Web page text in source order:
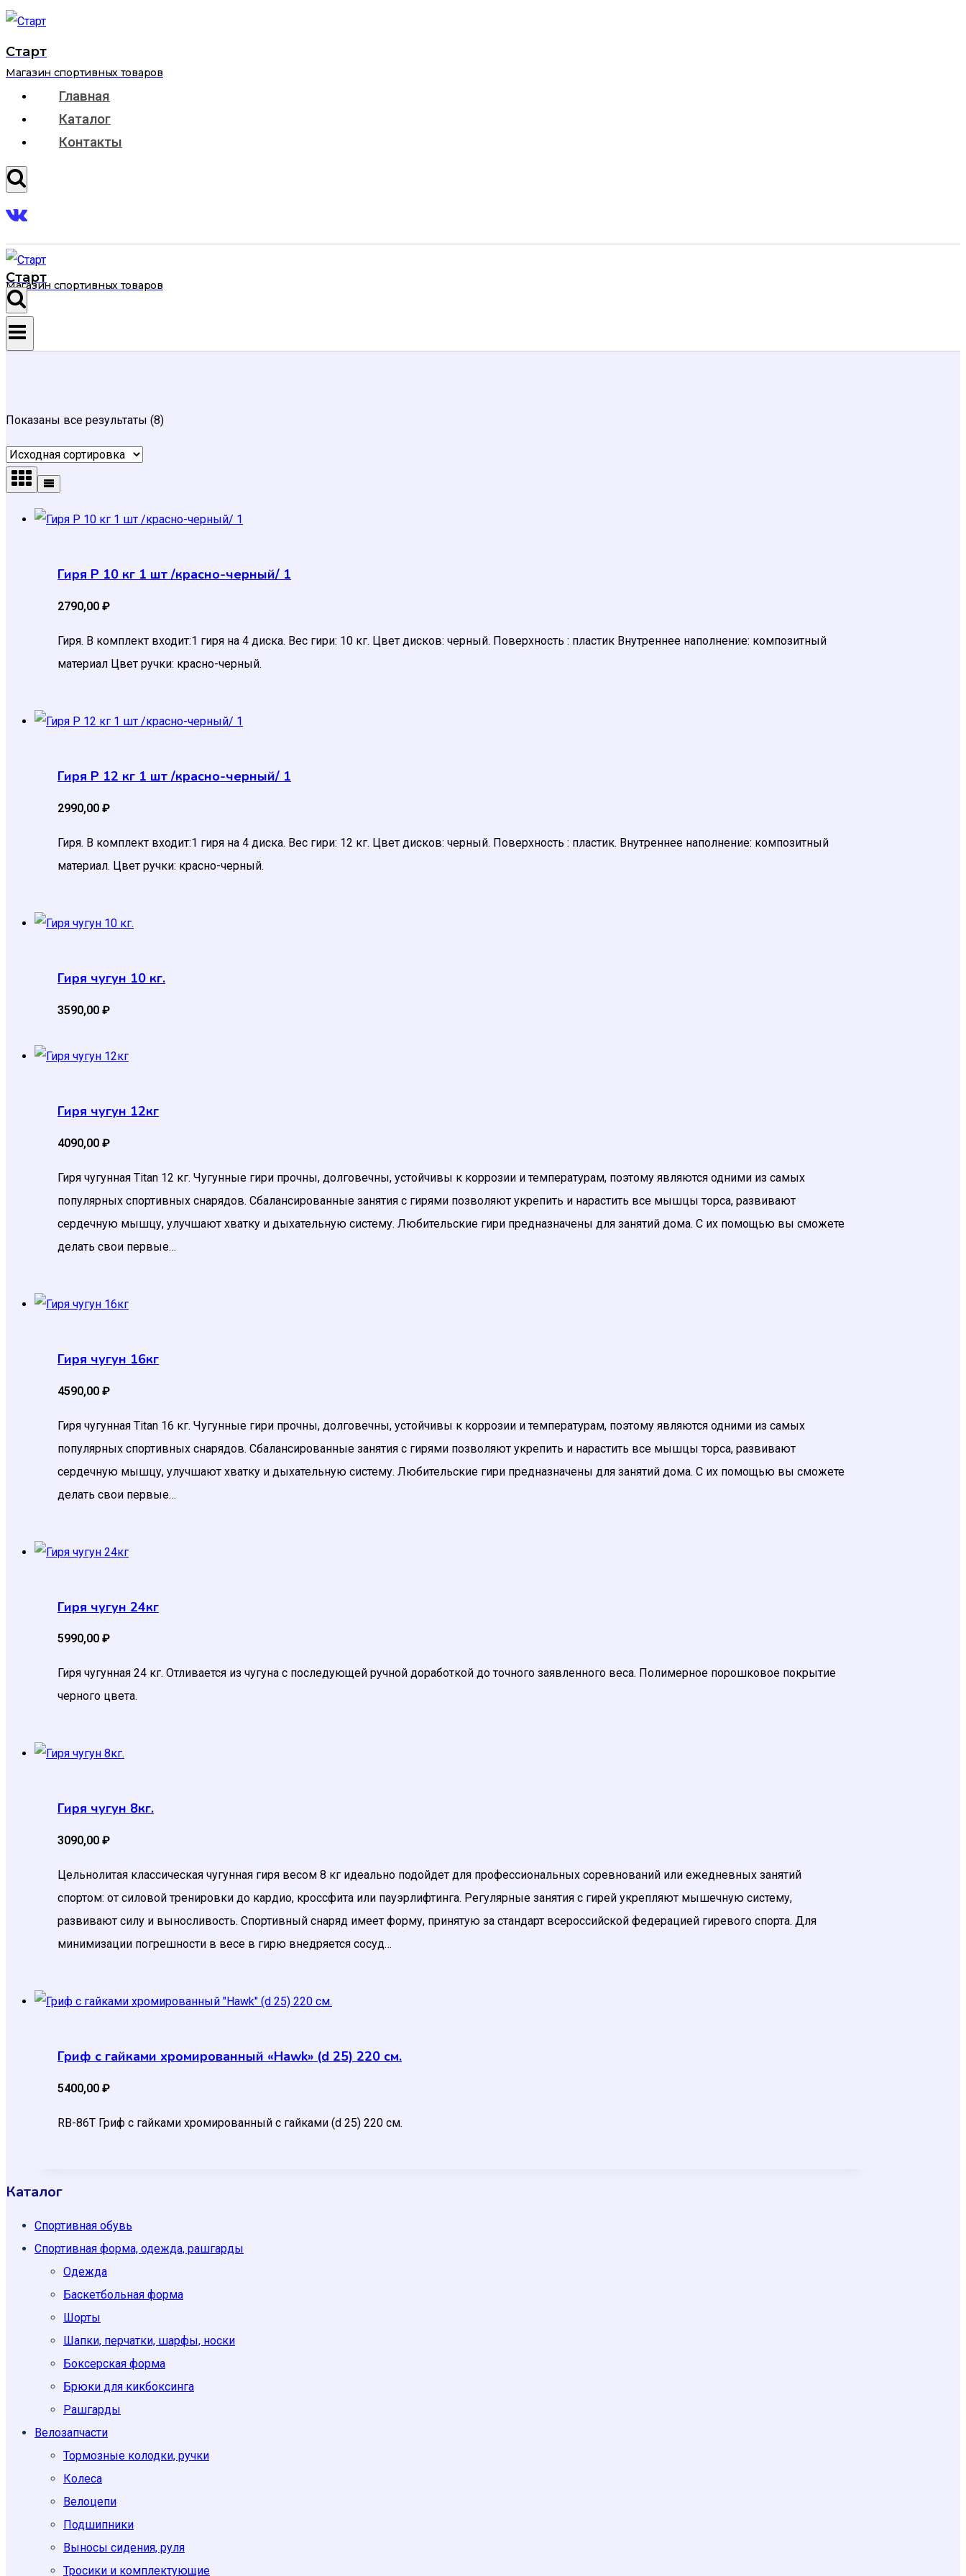
Перейти
содержимому
Старт
Магазин спортивных товаров
Главная
Каталог
Контакты
Старт
Магазин спортивных товаров
Показаны все результаты (8)
Гиря Р 10 кг 1 шт /красно-черный/ 1
2790,00 ₽
Гиря. В комплект входит:1 гиря на 4 диска. Вес гири: 10 кг. Цвет дисков: черный. Поверхность : пластик Внутреннее наполнение: композитный
материал Цвет ручки: красно-черный.
Гиря Р 12 кг 1 шт /красно-черный/ 1
2990,00 ₽
Гиря. В комплект входит:1 гиря на 4 диска. Вес гири: 12 кг. Цвет дисков: черный. Поверхность : пластик. Внутреннее наполнение: композитный
материал. Цвет ручки: красно-черный.
Гиря чугун 10 кг.
3590,00 ₽
Гиря чугун 12кг
4090,00 ₽
Гиря чугунная Titan 12 кг. Чугунные гири прочны, долговечны, устойчивы к коррозии и температурам, поэтому являются одними из самых
популярных спортивных снарядов. Сбалансированные занятия с гирями позволяют укрепить и нарастить все мышцы торса, развивают
сердечную мышцу, улучшают хватку и дыхательную систему. Любительские гири предназначены для занятий дома. С их помощью вы сможете
делать свои первые…
Гиря чугун 16кг
4590,00 ₽
Гиря чугунная Titan 16 кг. Чугунные гири прочны, долговечны, устойчивы к коррозии и температурам, поэтому являются одними из самых
популярных спортивных снарядов. Сбалансированные занятия с гирями позволяют укрепить и нарастить все мышцы торса, развивают
сердечную мышцу, улучшают хватку и дыхательную систему. Любительские гири предназначены для занятий дома. С их помощью вы сможете
делать свои первые…
Гиря чугун 24кг
5990,00 ₽
Гиря чугунная 24 кг. Отливается из чугуна с последующей ручной доработкой до точного заявленного веса. Полимерное порошковое покрытие
черного цвета.
Гиря чугун 8кг.
3090,00 ₽
Цельнолитая классическая чугунная гиря весом 8 кг идеально подойдет для профессиональных соревнований или ежедневных занятий
спортом: от силовой тренировки до кардио, кроссфита или пауэрлифтинга. Регулярные занятия с гирей укрепляют мышечную систему,
развивают силу и выносливость. Спортивный снаряд имеет форму, принятую за стандарт всероссийской федерацией гиревого спорта. Для
минимизации погрешности в весе в гирю внедряется сосуд…
Гриф с гайками хромированный «Hawk» (d 25) 220 см.
5400,00 ₽
RB-86T Гриф с гайками хромированный с гайками (d 25) 220 см.
Каталог
Спортивная обувь
Спортивная форма, одежда, рашгарды
Одежда
Баскетбольная форма
Шорты
Шапки, перчатки, шарфы, носки
Боксерская форма
Брюки для кикбоксинга
Рашгарды
Велозапчасти
Тормозные колодки, ручки
Колеса
Велоцепи
Подшипники
Выносы сидения, руля
Тросики и комплектующие